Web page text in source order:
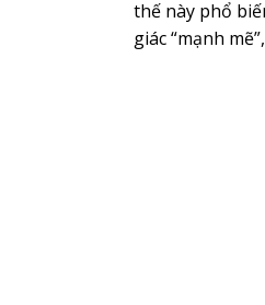
thế này phổ
giác “mạnh